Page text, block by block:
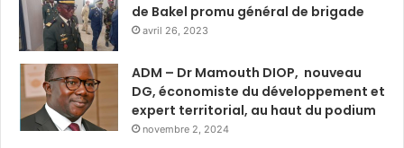
de Bakel promu général de brigade
avril 26, 2023
ADM – Dr Mamouth DIOP, nouveau
DG, économiste du développement et
expert territorial, au haut du podium
novembre 2, 2024